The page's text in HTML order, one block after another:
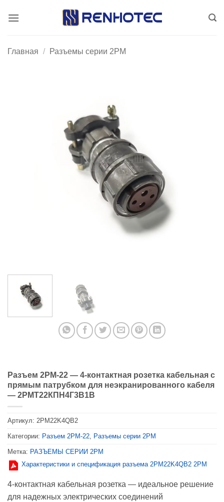
Главная / Разъемы серии 2PM
Разъем 2PM-22 — 4-контактная розетка кабельная с
прямым патрубком для неэкранированного кабеля
— 2РМТ22КПН4Г3В1В
Артикул: 2PM22K4QB2
Категории: Разъем 2PM-22, Разъемы серии 2PM
Метка: РАЗЪЕМЫ СЕРИИ 2PM
Характеристики и спецификация разъема 2PM22K4QB2 2PM
4-контактная кабельная розетка — идеальное решение
для надежных электрических соединений